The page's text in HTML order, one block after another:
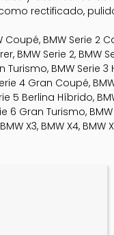
rectificado,
Coupé, BMW Serie 2
BMW Serie 2, BMW
Turismo, BMW Serie
4 Gran Coupé,
5 Berlina Híbrido,
6 Gran Turismo,
X3, BMW X4, BMW